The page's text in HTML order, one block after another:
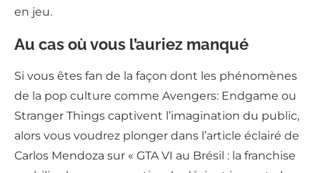
en jeu.
Au cas où vous l’auriez manqué
Si vous êtes fan de la façon dont les phénomènes
de la pop culture comme Avengers: Endgame ou
Stranger Things captivent l’imagination du public,
alors vous voudrez plonger dans l’article éclairé de
Carlos Mendoza sur « GTA VI au Brésil : la franchise